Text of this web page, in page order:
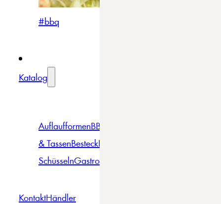
#bbq
Katalog
AuflaufformenBBQ
& TassenBesteckBowls &
SchüsselnGastro
KontaktHändler